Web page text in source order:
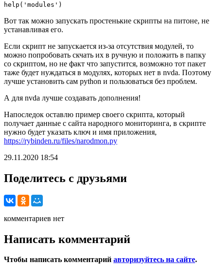
help('modules')
Вот так можно запускать простенькие скрипты на питоне, не
устанавливая его.
Если скрипт не запускается из-за отсутствия модулей, то
можно попробовать скчать их в ручную и положить в папку
со скриптом, но не факт что запустится, возможно тот пакет
таже будет нуждаться в модулях, которых нет в nvda. Поэтому
лучше установить сам python и пользоваться без проблем.
А для nvda лучше создавать дополнения!
Напоследок оставлю пример своего скрипта, который
получает данные с сайта народного мониторинга, в скрипте
нужно будет указать ключ и имя приложения,
https://rybinden.ru/files/narodmon.py
29.11.2020 18:54
Поделитесь с друзьями
комментариев нет
Написать комментарий
Чтобы написать комментарий авторизуйтесь на сайте.